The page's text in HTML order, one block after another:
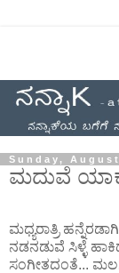
Sunday,
ಮದುವೆ
ಮಧ್ಯರಾತ್ರಿ
ನಡನಡುವೆ ಸಿಳ್ಳೆ
ಸಂಗೀತದಂತೆ...